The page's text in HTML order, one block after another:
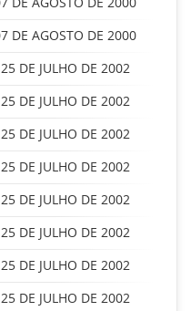
DE AGOSTO DE 2000
DE JULHO DE 2002
DE JULHO DE 2002
DE JULHO DE 2002
DE JULHO DE 2002
DE JULHO DE 2002
DE JULHO DE 2002
DE JULHO DE 2002
DE JULHO DE 2002